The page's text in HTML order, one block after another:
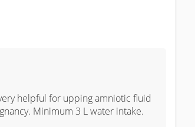
helpful for upping amniotic fluid
Minimum 3 L water intake.